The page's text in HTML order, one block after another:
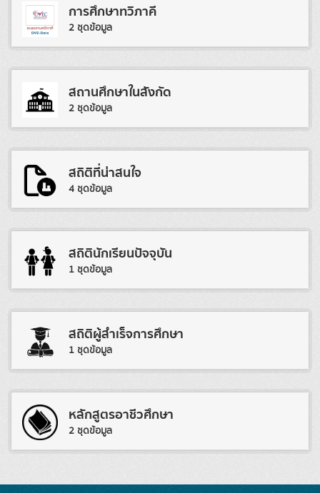
การศึกษาทวิภาคี
2 ชุดข้อมูล
สถานศึกษาในสังกัด
2 ชุดข้อมูล
สถิติที่น่าสนใจ
4 ชุดข้อมูล
สถิตินักเรียนปัจจุบัน
1 ชุดข้อมูล
สถิติผู้สำเร็จการศึกษา
1 ชุดข้อมูล
หลักสูตรอาชีวศึกษา
2 ชุดข้อมูล